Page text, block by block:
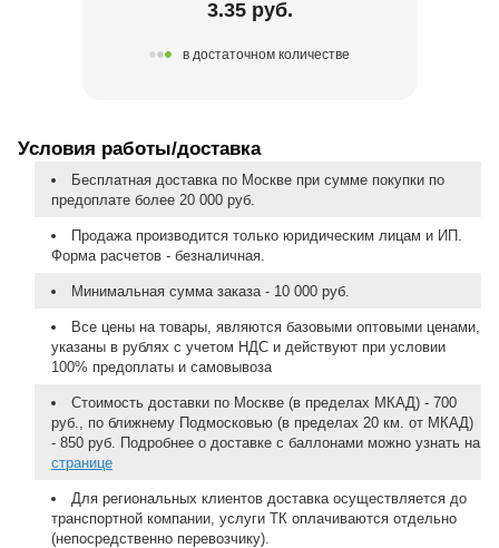
3.35 руб.
в достаточном количестве
Условия работы/доставка
Бесплатная доставка по Москве при сумме покупки по
предоплате более 20 000 руб.
Продажа производится только юридическим лицам и ИП.
Форма расчетов - безналичная.
Минимальная сумма заказа - 10 000 руб.
Все цены на товары, являются базовыми оптовыми ценами,
указаны в рублях с учетом НДС и действуют при условии
100% предоплаты и самовывоза
Стоимость доставки по Москве (в пределах МКАД) - 700
руб., по ближнему Подмосковью (в пределах 20 км. от МКАД)
- 850 руб. Подробнее о доставке с баллонами можно узнать на
странице
Для региональных клиентов доставка осуществляется до
транспортной компании, услуги ТК оплачиваются отдельно
(непосредственно перевозчику).